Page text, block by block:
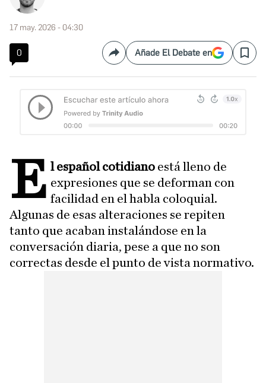
17 may. 2026 - 04:30
0 CompartirAñade El Debate en Save
E l español cotidiano está lleno de
expresiones que se deforman con
facilidad en el habla coloquial.
Algunas de esas alteraciones se repiten
tanto que acaban instalándose en la
conversación diaria, pese a que no son
correctas desde el punto de vista normativo.